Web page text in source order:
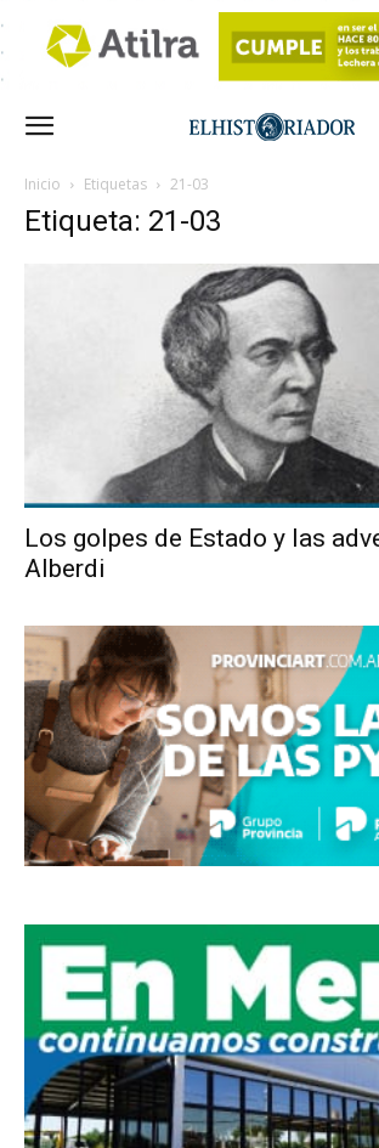
Inicio Etiquetas 21-03
Etiqueta: 21-03
Los golpes de Estado y las
Alberdi